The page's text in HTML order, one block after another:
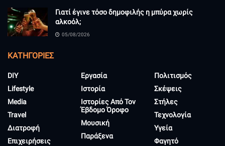
Γιατί έγινε τόσο δημοφιλής η μπύρα χωρίς
αλκοόλ;
05/08/2026
KΑΤΗΓΟΡΊΕΣ
DIY
Lifestyle
Media
Travel
Διατροφή
Επιχειρήσεις
Εργασία
Ιστορία
Ιστορίες Από Τον
Έβδομο Όροφο
Μουσική
Παράξενα
Πολιτισμός
Σκέψεις
Στήλες
Τεχνολογία
Υγεία
Φαγητό